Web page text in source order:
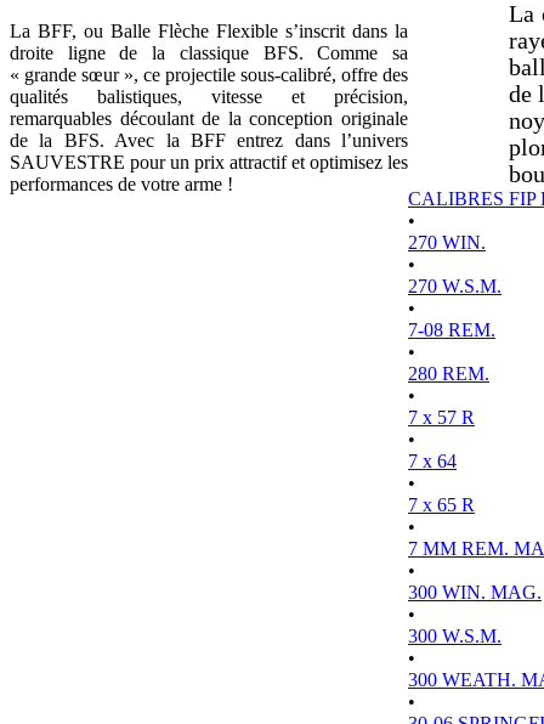
La BFF, ou Balle Flèche Flexible s’inscrit dans la
droite ligne de la classique BFS. Comme sa
« grande sœur », ce projectile sous-calibré, offre des
qualités balistiques, vitesse et précision,
remarquables découlant de la conception originale
de la BFS. Avec la BFF entrez dans l’univers
SAUVESTRE pour un prix attractif et optimisez les
performances de votre arme !
La
de
CALIBRES FIP
•
270 WIN.
•
270 W.S.M.
•
7-08 REM.
•
280 REM.
•
7 x 57 R
•
7 x 64
•
7 x 65 R
•
7 MM REM.
•
300 WIN. MAG.
•
300 W.S.M.
•
300 WEATH.
•